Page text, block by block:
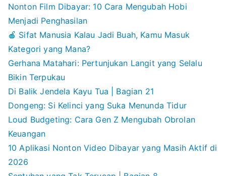
Nonton Film Dibayar: 10 Cara Mengubah Hobi
Menjadi Penghasilan
🍎 Sifat Manusia Kalau Jadi Buah, Kamu Masuk
Kategori yang Mana?
Gerhana Matahari: Pertunjukan Langit yang Selalu
Bikin Terpukau
Di Balik Jendela Kayu Tua | Bagian 21
Dongeng: Si Kelinci yang Suka Menunda Tidur
Loud Budgeting: Cara Gen Z Mengubah Obrolan
Keuangan
10 Aplikasi Nonton Video Dibayar yang Masih Aktif di
2026